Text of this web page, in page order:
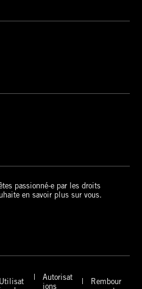
passionné-e par les droits
en savoir plus sur vous.
Utilisat
Autorisat
ions
Rembour